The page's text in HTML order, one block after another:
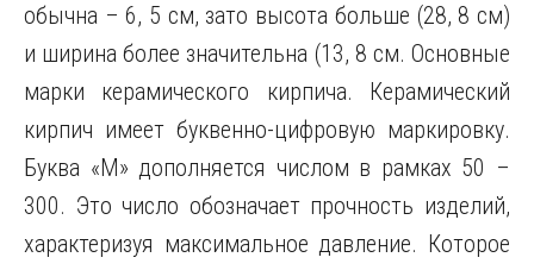
обычна – 6, 5 см, зато высота больше (28, 8 см)
и ширина более значительна (13, 8 см. Основные
марки керамического кирпича. Керамический
кирпич имеет буквенно-цифровую маркировку.
Буква «М» дополняется числом в рамках 50 –
300. Это число обозначает прочность изделий,
характеризуя максимальное давление. Которое